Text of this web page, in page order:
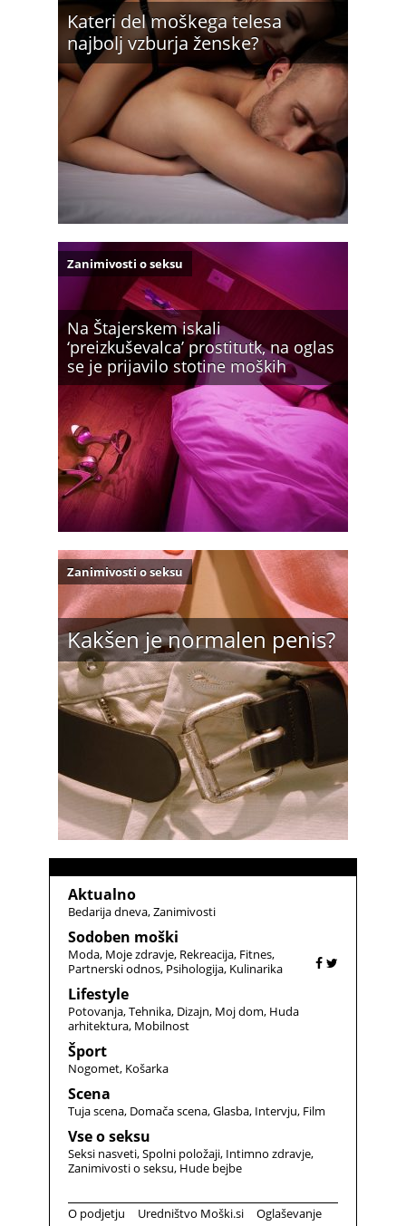
Kateri del moškega telesa
najbolj vzburja ženske?
Na Štajerskem iskali
‘preizkuševalca’ prostitutk, na oglas
se je prijavilo stotine moških
Zanimivosti o seksu
Kakšen je normalen penis?
Zanimivosti o seksu
Aktualno
Bedarija dneva Zanimivosti
Sodoben moški
Moda Moje zdravje Rekreacija Fitnes
Partnerski odnos Psihologija Kulinarika
Lifestyle
Potovanja Tehnika Dizajn Moj dom Huda
arhitektura Mobilnost
Šport
Nogomet Košarka
Scena
Tuja scena Domača scena Glasba Intervju Film
Vse o seksu
Seksi nasveti Spolni položaji Intimno zdravje
Zanimivosti o seksu Hude bejbe
O podjetju Uredništvo Moški.si Oglaševanje